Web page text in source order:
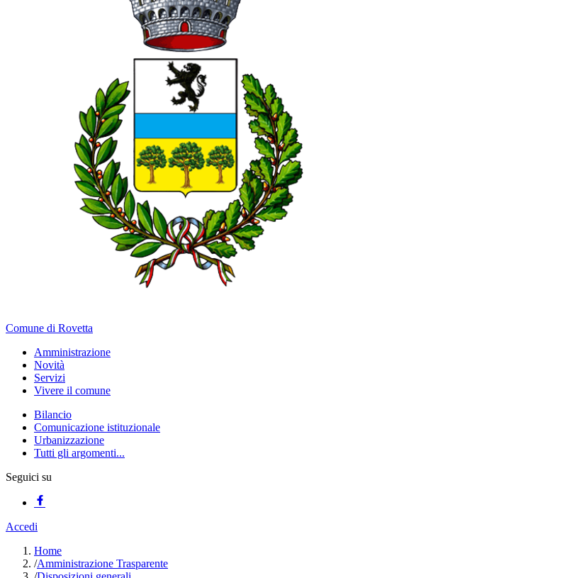
Comune di Rovetta
Amministrazione
Novità
Servizi
Vivere il comune
Bilancio
Comunicazione istituzionale
Urbanizzazione
Tutti gli argomenti...
Seguici su
Accedi
Home
/Amministrazione Trasparente